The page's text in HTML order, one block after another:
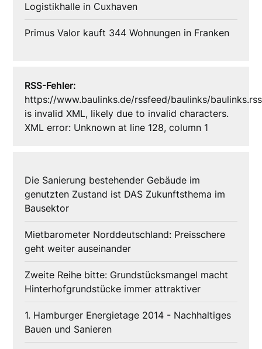
Logistikhalle in Cuxhaven
Primus Valor kauft 344 Wohnungen in Franken
RSS-Fehler:
https://www.baulinks.de/rssfeed/baulinks/baulinks.rss
is invalid XML, likely due to invalid characters.
XML error: Unknown at line 128, column 1
Die Sanierung bestehender Gebäude im
genutzten Zustand ist DAS Zukunftsthema im
Bausektor
Mietbarometer Norddeutschland: Preisschere
geht weiter auseinander
Zweite Reihe bitte: Grundstücksmangel macht
Hinterhofgrundstücke immer attraktiver
1. Hamburger Energietage 2014 - Nachhaltiges
Bauen und Sanieren